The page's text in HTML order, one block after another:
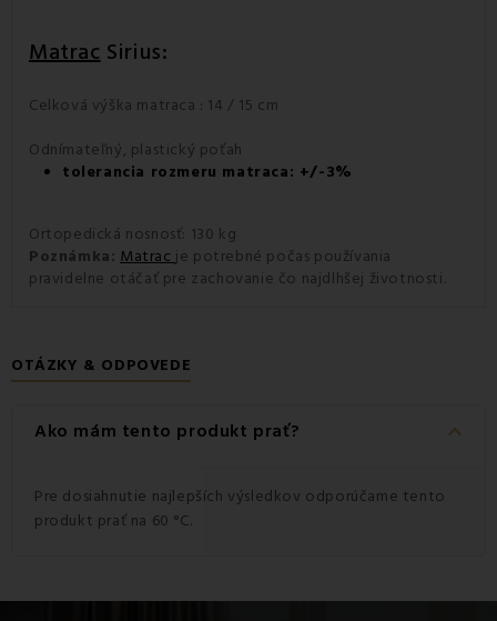
Matrac Sirius:
Celková výška matraca : 14 / 15 cm
Odnímateľný, plastický poťah
tolerancia rozmeru matraca: +/-3%
Ortopedická nosnosť: 130 kg
Poznámka: Matrac je potrebné počas používania
pravidelne otáčať pre zachovanie čo najdlhšej životnosti.
OTÁZKY & ODPOVEDE
Ako mám tento produkt prať? keyboard_arrow_down
Pre dosiahnutie najlepších výsledkov odporúčame tento
produkt prať na 60 °C.